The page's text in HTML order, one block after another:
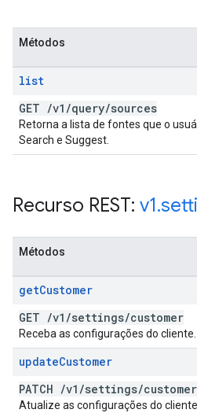
Métodos
list
GET /v1 /query/sources
Retorna a lista de fontes que o
Search e Suggest.
Recurso REST: v1.
Métodos
getCustomer
GET /v1 /settings/customer
Receba as configurações do cliente.
updateCustomer
PATCH /v1 /settings/customer
Atualize as configurações do cliente.